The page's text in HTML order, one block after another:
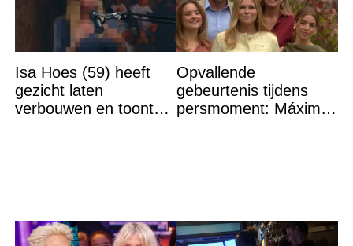
Isa Hoes (59) heeft
gezicht laten
verbouwen en toont
Opvallende
gebeurtenis tijdens
persmoment: Máxima